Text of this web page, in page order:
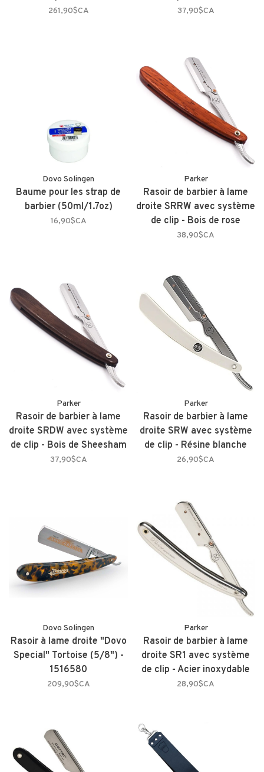
261,90$CA 37,90$CA
Dovo Solingen
Baume pour les strap de
barbier (50ml/1.7oz)
16,90$CA
Parker
Rasoir de barbier à lame
droite SRRW avec système
de clip - Bois de rose
38,90$CA
Parker
Rasoir de barbier à lame
droite SRDW avec système
de clip - Bois de Sheesham
37,90$CA
Parker
Rasoir de barbier à lame
droite SRW avec système
de clip - Résine blanche
26,90$CA
Dovo Solingen
Rasoir à lame droite "Dovo
Special" Tortoise (5/8") -
1516580
209,90$CA
Parker
Rasoir de barbier à lame
droite SR1 avec système
de clip - Acier inoxydable
28,90$CA